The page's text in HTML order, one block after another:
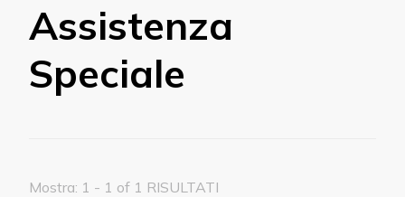
Assistenza
Speciale
Mostra: 1 - 1 of 1 RISULTATI